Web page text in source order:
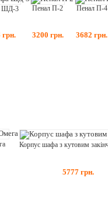
ШД-3
грн.
Пенал П-2
3200 грн.
Пенал П-4
3682 грн.
5777 грн.